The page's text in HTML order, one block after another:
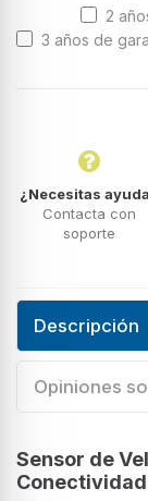
2
3 años de
¿Necesitas
Contacta con
soporte
Descripción
Opiniones
Sensor de